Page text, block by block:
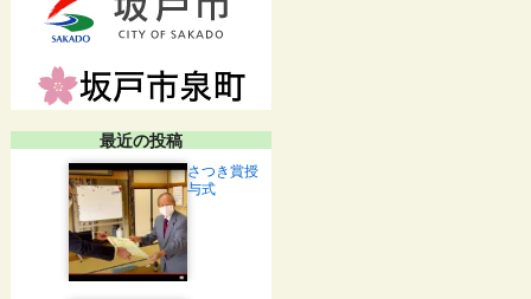
最近の投稿
さつき賞授
与式